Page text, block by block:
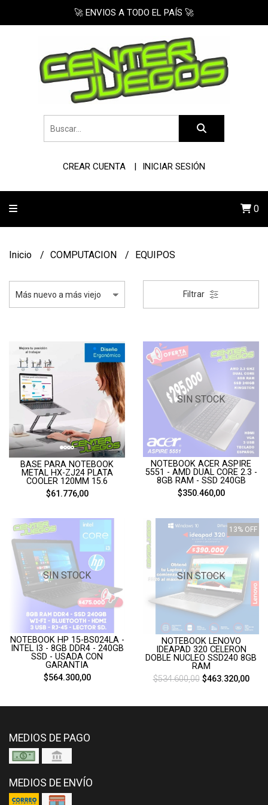
🚀 ENVIOS A TODO EL PAÍS 🚀
CREAR CUENTA INICIAR SESIÓN
0
Inicio COMPUTACION EQUIPOS
Filtrar
BASE PARA NOTEBOOK
METAL HX-ZJ24 PLATA
COOLER 120MM 15.6
$61.776,00
SIN STOCK
NOTEBOOK ACER ASPIRE
5551 - AMD DUAL CORE 2.3 -
8GB RAM - SSD 240GB
$350.460,00
SIN STOCK
NOTEBOOK HP 15-BS024LA -
INTEL I3 - 8GB DDR4 - 240GB
SSD - USADA CON
GARANTIA
$564.300,00
13% OFF
SIN STOCK
NOTEBOOK LENOVO
IDEAPAD 320 CELERON
DOBLE NUCLEO SSD240 8GB
RAM
$534.600,00$463.320,00
MEDIOS DE PAGO
MEDIOS DE ENVÍO